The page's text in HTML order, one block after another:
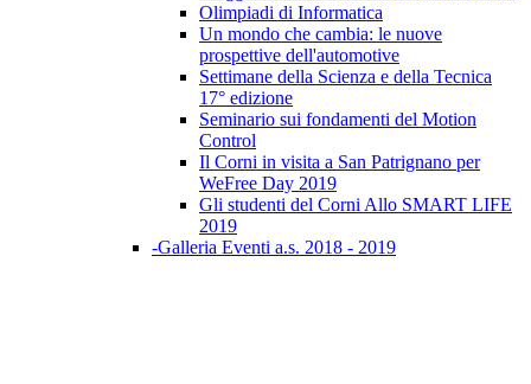
Olimpiadi di Informatica
Un mondo che cambia: le nuove
prospettive dell'automotive
Settimane della Scienza e della Tecnica
17° edizione
Seminario sui fondamenti del Motion
Control
Il Corni in visita a San Patrignano per
WeFree Day 2019
Gli studenti del Corni Allo SMART LIFE
2019
-Galleria Eventi a.s. 2018 - 2019